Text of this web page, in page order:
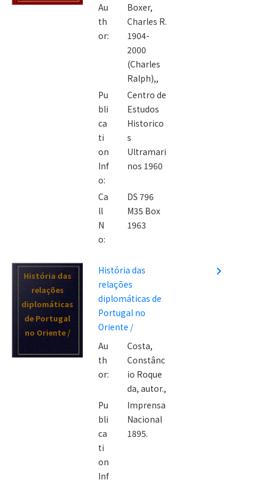
1640 /
Au
th
or:
Boxer,
Charles R.
1904-
2000
(Charles
Ralph),,
Pu
bli
ca
ti
on
Inf
o:
Centro de
Estudos
Historico
s
Ultramari
nos 1960
Ca
ll
N
o:
DS 796
M35 Box
1963
História das
relações
diplomáticas
de Portugal
no Oriente /
História das
relações
diplomáticas de
Portugal no
Oriente /
Au
th
or:
Costa,
Constânc
io Roque
da, autor.,
Pu
bli
ca
ti
on
Inf
Imprensa
Nacional
1895.
navigate_next